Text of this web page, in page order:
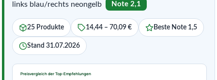
links blau/rechts neongelb
Note 2,1
25 Produkte 14,44 – 70,09 € Beste Note 1,5
Stand 31.07.2026
Preisvergleich der Top-Empfehlungen